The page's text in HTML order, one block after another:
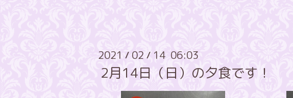
2021 / 02 / 14 06:03
2月14日（日）の夕食です！